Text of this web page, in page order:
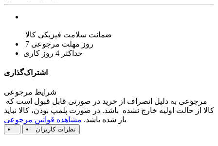
ضمانت سلامت فیزیکی کالا
7 روز مهلت مرجوعی
حداکثر 4 روز کاری
اشتراک‌گذاری
شرایط مرجوعی
کالا از حالت اولیه خارج نشده باشد. در صورت پلمپ بودن، کالا نباید
باز شده باشد. مشاهده قوانین مرجوعی
نظرات کاربران